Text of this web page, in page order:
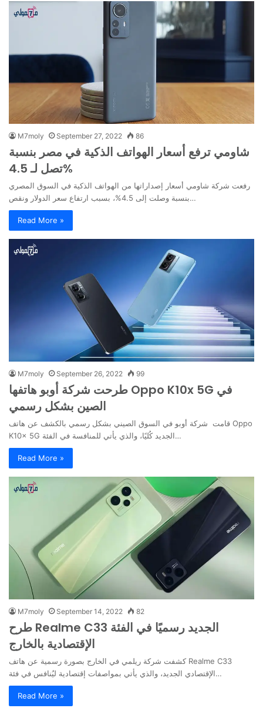
M7moly September 27, 2022 86
شاومي ترفع أسعار الهواتف الذكية في مصر بنسبة
تصل لـ 4.5%
رفعت شركة شاومي أسعار إصداراتها من الهواتف الذكية في السوق المصري
بنسبة وصلت إلى 4.5%، بسبب ارتفاع سعر الدولار ونقص…
Read More »
M7moly September 26, 2022 99
طرحت شركة أوبو هاتفها Oppo K10x 5G في
الصين بشكل رسمي
قامت شركة أوبو في السوق الصيني بشكل رسمي بالكشف عن هاتف Oppo
K10x 5G الجديد كُليًا، والذي يأتي للمنافسة في الفئة…
Read More »
M7moly September 14, 2022 82
طرح Realme C33 الجديد رسميًا في الفئة
الإقتصادية بالخارج
كشفت شركة ريلمي في الخارج بصورة رسمية عن هاتف Realme C33
الإقتصادي الجديد، والذي يأتي بمواصفات إقتصادية ليُنافس في فئة…
Read More »